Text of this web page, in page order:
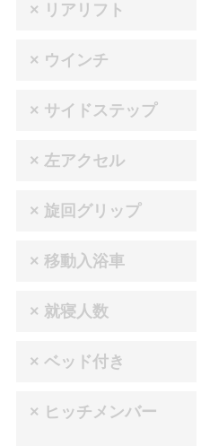
× リアリフト
× ウインチ
× サイドステップ
× 左アクセル
× 旋回グリップ
× 移動入浴車
× 就寝人数
× ベッド付き
× ヒッチメンバー